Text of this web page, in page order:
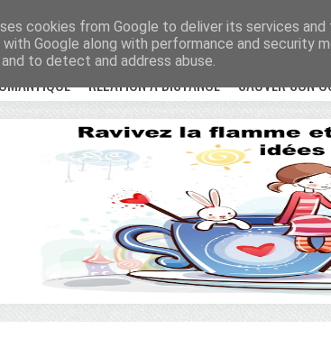
Romantique ! Accueil
RELATION À DISTANCE SAUVER SON
cookies from Google to deliver its services
with Google along with performance and security
to detect and address abuse.